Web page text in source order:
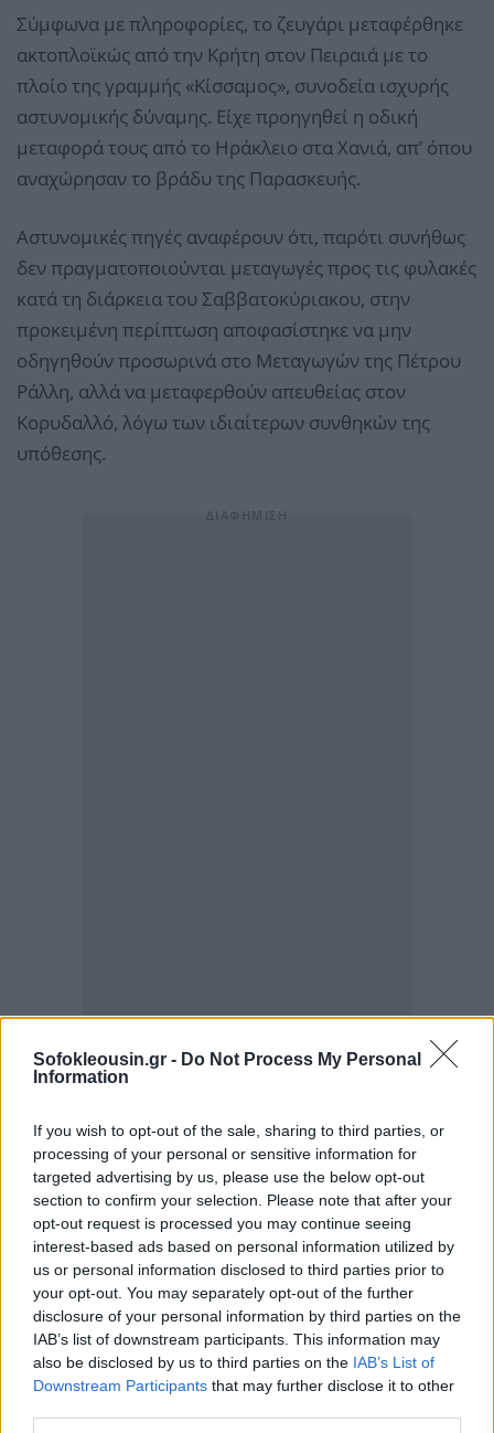
Sofokleousin.gr - Do Not Process My Personal
Information
If you wish to opt-out of the sale, sharing to third parties, or
processing of your personal or sensitive information for
targeted advertising by us, please use the below opt-out
section to confirm your selection. Please note that after your
opt-out request is processed you may continue seeing
interest-based ads based on personal information utilized by
us or personal information disclosed to third parties prior to
your opt-out. You may separately opt-out of the further
disclosure of your personal information by third parties on the
IAB’s list of downstream participants. This information may
also be disclosed by us to third parties on the IAB’s List of
Downstream Participants that may further disclose it to other
Σύμφωνα με πληροφορίες, το ζευγάρι μεταφέρθηκε
ακτοπλοϊκώς από την Κρήτη στον Πειραιά με το
πλοίο της γραμμής «Κίσσαμος», συνοδεία ισχυρής
αστυνομικής δύναμης. Είχε προηγηθεί η οδική
μεταφορά τους από το Ηράκλειο στα Χανιά, απ’ όπου
αναχώρησαν το βράδυ της Παρασκευής.
Αστυνομικές πηγές αναφέρουν ότι, παρότι συνήθως
δεν πραγματοποιούνται μεταγωγές προς τις φυλακές
κατά τη διάρκεια του Σαββατοκύριακου, στην
προκειμένη περίπτωση αποφασίστηκε να μην
οδηγηθούν προσωρινά στο Μεταγωγών της Πέτρου
Ράλλη, αλλά να μεταφερθούν απευθείας στον
Κορυδαλλό, λόγω των ιδιαίτερων συνθηκών της
υπόθεσης.
Το πλοίο κατέπλευσε στο λιμάνι του Πειραιά λίγο
πριν από τις 7 το πρωί και περίπου μισή ώρα
αργότερα ολοκληρώθηκε η μεταγωγή τους στις
φυλακές.
Ο 54χρονος οδηγήθηκε στην έκτη πτέρυγα των
φυλακών Κορυδαλλού, όπου κρατούνται πρόσωπα
που απαιτούν αυξημένη επιτήρηση και ειδική